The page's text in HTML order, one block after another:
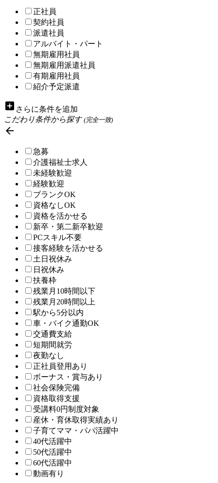
正社員
契約社員
派遣社員
アルバイト・パート
無期雇用社員
無期雇用派遣社員
有期雇用社員
紹介予定派遣
add_box さらに条件を追加
こだわり条件から探す(完全一致)

急募
介護福祉士求人
未経験歓迎
経験歓迎
ブランクOK
資格なしOK
資格を活かせる
新卒・第二新卒歓迎
PCスキル不要
接客経験を活かせる
土日祝休み
日祝休み
扶養枠
残業月10時間以下
残業月20時間以上
駅から5分以内
車・バイク通勤OK
交通費支給
短期間就労
夜勤なし
正社員登用あり
ボーナス・賞与あり
社会保険完備
資格取得支援
受講料0円制度対象
産休・育休取得実績あり
子育てママ・パパ活躍中
40代活躍中
50代活躍中
60代活躍中
動画有り